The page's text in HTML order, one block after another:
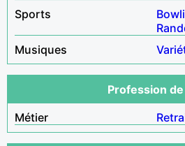
Sports
Musiques
Profession de
Métier